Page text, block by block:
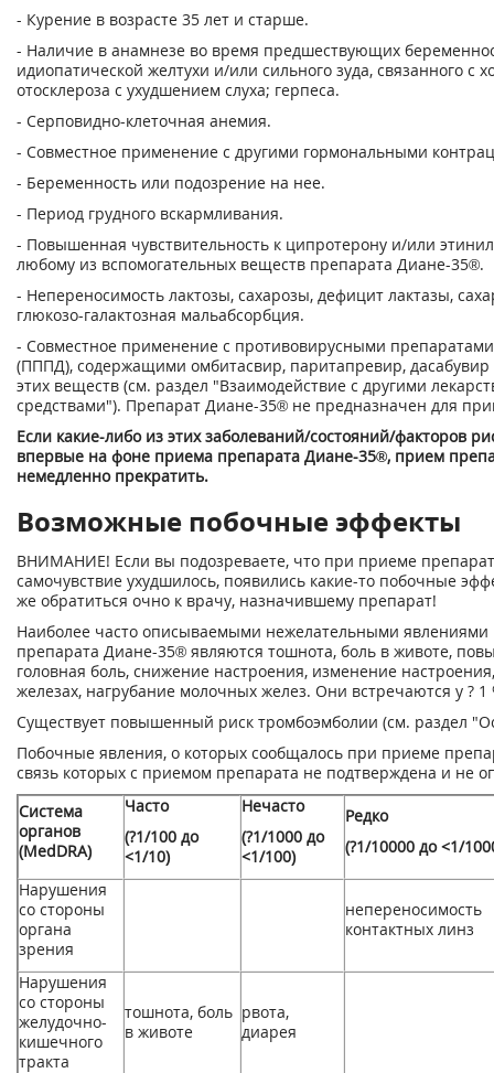
- Курение в возрасте 35 лет и старше.
- Наличие в анамнезе во время предшествующих
идиопатической желтухи и/или сильного зуда, связанного с
отосклероза с ухудшением слуха; герпеса.
- Серповидно-клеточная анемия.
- Совместное применение с другими гормональными
- Беременность или подозрение на нее.
- Период грудного вскармливания.
- Повышенная чувствительность к ципротерону и/или
любому из вспомогательных веществ препарата Диане-35®.
- Непереносимость лактозы, сахарозы, дефицит лактазы,
глюкозо-галактозная мальабсорбция.
- Совместное применение с противовирусными
(ПППД), содержащими омбитасвир, паритапревир,
этих веществ (см. раздел "Взаимодействие с другими
средствами"). Препарат Диане-35® не предназначен для
Если какие-либо из этих заболеваний/состояний/факторов
впервые на фоне приема препарата Диане-35®, прием
немедленно прекратить.
Возможные побочные эффекты
ВНИМАНИЕ! Если вы подозреваете, что при приеме
самочувствие ухудшилось, появились какие-то побочные
же обратиться очно к врачу, назначившему препарат!
Наиболее часто описываемыми нежелательными
препарата Диане-35® являются тошнота, боль в животе,
головная боль, снижение настроения, изменение
железах, нагрубание молочных желез. Они встречаются у ? 1
Существует повышенный риск тромбоэмболии (см. раздел
Побочные явления, о которых сообщалось при приеме
связь которых с приемом препарата не подтверждена и не
Система
органов
(MedDRA)
Часто
(?1/100 до
<1/10)
Нечасто
(?1/1000 до
<1/100)
Редко
(?1/10000 до <1/
Нарушения
со стороны
органа
зрения
непереносимость
контактных линз
Нарушения
со стороны
желудочно-
кишечного
тракта
тошнота, боль
в животе
рвота,
диарея